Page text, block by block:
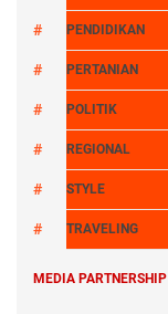
PENDIDIKAN
PERTANIAN
POLITIK
REGIONAL
STYLE
TRAVELING
MEDIA PARTNERSHIP